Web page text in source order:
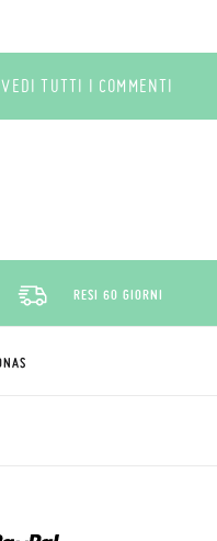
VEDI TUTTI I COMMENTI
RESI 60 GIORNI